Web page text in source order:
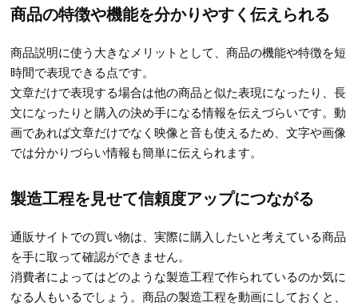
商品の特徴や機能を分かりやすく伝えられる
商品説明に使う大きなメリットとして、商品の機能や特徴を短
時間で表現できる点です。
文章だけで表現する場合は他の商品と似た表現になったり、長
文になったりと購入の決め手になる情報を伝えづらいです。動
画であれば文章だけでなく映像と音も使えるため、文字や画像
では分かりづらい情報も簡単に伝えられます。
製造工程を見せて信頼度アップにつながる
通販サイトでの買い物は、実際に購入したいと考えている商品
を手に取って確認ができません。
消費者によってはどのような製造工程で作られているのか気に
なる人もいるでしょう。商品の製造工程を動画にしておくと、